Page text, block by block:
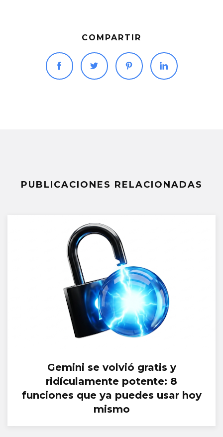
COMPARTIR
PUBLICACIONES RELACIONADAS
Gemini se volvió gratis y
ridículamente potente: 8
funciones que ya puedes usar hoy
mismo